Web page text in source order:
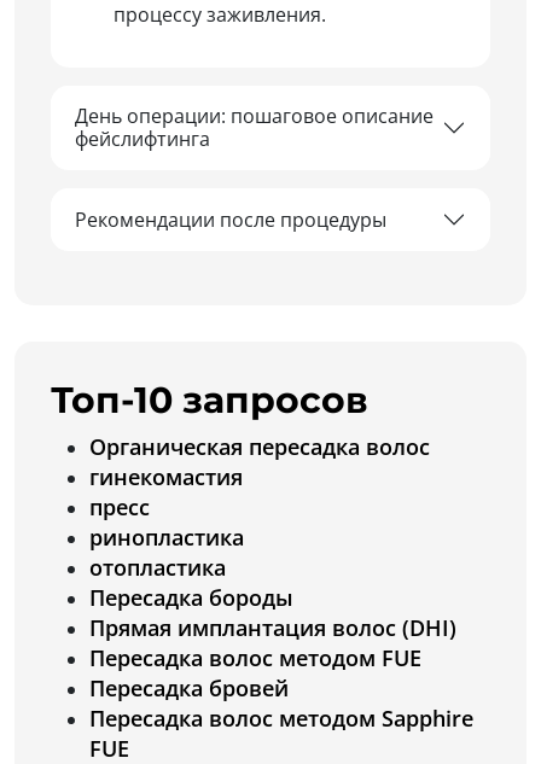
процессу заживления.
День операции: пошаговое описание
фейслифтинга
Рекомендации после процедуры
Топ-10 запросов
Органическая пересадка волос
гинекомастия
пресс
ринопластика
отопластика
Пересадка бороды
Прямая имплантация волос (DHI)
Пересадка волос методом FUE
Пересадка бровей
Пересадка волос методом Sapphire
FUE